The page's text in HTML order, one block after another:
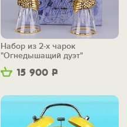
15 900 Р
Набор из 2-х чарок
"Огнедышащий дуэт"